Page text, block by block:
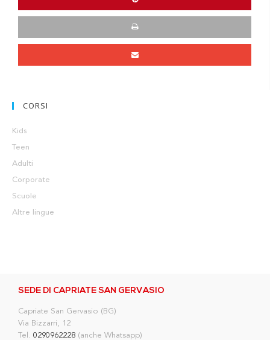
CORSI
Kids
Teen
Adulti
Corporate
Scuole
Altre lingue
SEDE DI CAPRIATE SAN GERVASIO
Capriate San Gervasio (BG)
Via Bizzarri, 12
Tel. 0290962228 (anche Whatsapp)